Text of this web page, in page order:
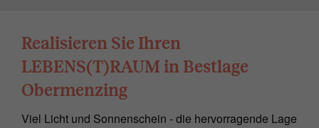
Realisieren Sie Ihren
LEBENS(T)RAUM in Bestlage
Obermenzing
Viel Licht und Sonnenschein - die hervorragende Lage